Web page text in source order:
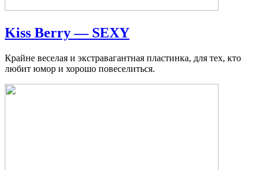
Kiss Berry — SEXY
Крайне веселая и экстравагантная пластинка, для тех, кто
любит юмор и хорошо повеселиться.